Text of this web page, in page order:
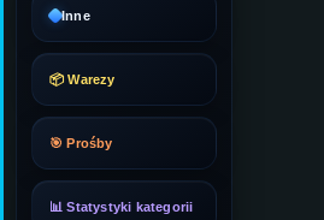
Inne
📦 Warezy
🎯 Prośby
📊 Statystyki kategorii